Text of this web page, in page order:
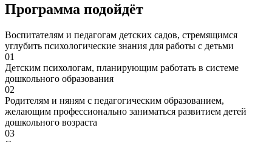
Программа подойдёт
Воспитателям и педагогам детских садов, стремящимся
углубить психологические знания для работы с детьми
01
Детским психологам, планирующим работать в системе
дошкольного образования
02
Родителям и няням с педагогическим образованием,
желающим профессионально заниматься развитием детей
дошкольного возраста
03